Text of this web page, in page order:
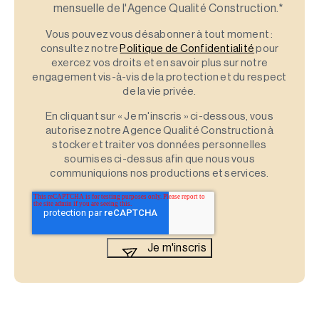
mensuelle de l'Agence Qualité Construction.*
Vous pouvez vous désabonner à tout moment :
consultez notre Politique de Confidentialité pour
exercez vos droits et en savoir plus sur notre
engagement vis-à-vis de la protection et du respect
de la vie privée.
En cliquant sur « Je m'inscris » ci-dessous, vous
autorisez notre Agence Qualité Construction à
stocker et traiter vos données personnelles
soumises ci-dessus afin que nous vous
communiquions nos productions et services.